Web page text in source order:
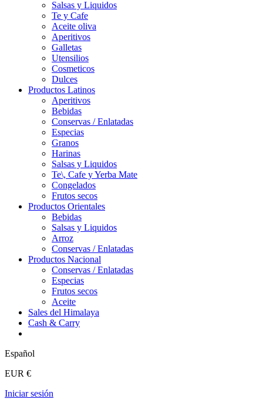
Salsas y Liquidos
Te y Cafe
Aceite oliva
Aperitivos
Galletas
Utensilios
Cosmeticos
Dulces
Productos Latinos
Aperitivos
Bebidas
Conservas / Enlatadas
Especias
Granos
Harinas
Salsas y Liquidos
Te\, Cafe y Yerba Mate
Congelados
Frutos secos
Productos Orientales
Bebidas
Salsas y Liquidos
Arroz
Conservas / Enlatadas
Productos Nacional
Conservas / Enlatadas
Especias
Frutos secos
Aceite
Sales del Himalaya
Cash & Carry
Español
EUR €
Iniciar sesión